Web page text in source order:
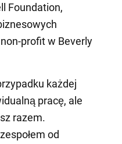
Foundation,
profit w Beverly
każdej
pracę, ale
razem.
od